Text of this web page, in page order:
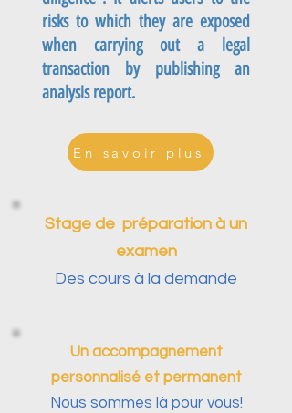
risks to which they are exposed
when carrying out a legal
transaction by publishing an
analysis report.
En savoir plus
Stage de préparation à un
examen
Des cours à la demande
Un accompagnement
personnalisé et permanent
Nous sommes là pour vous!